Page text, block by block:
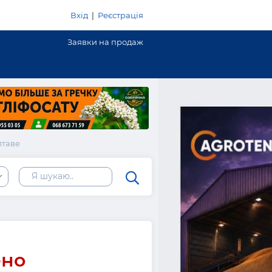
Вхід | Реєстрація
Заявки на продаж